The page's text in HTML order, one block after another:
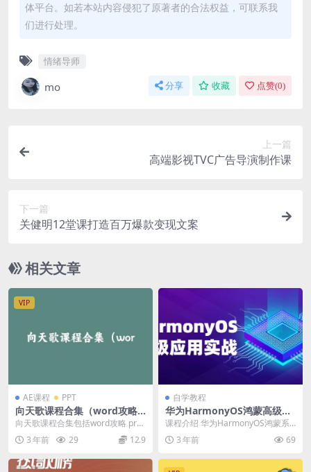
体平台。如若本站内容侵犯了原著者的合法权益，可联系我
们进行处理。
情绪导师
mo 分享 收藏 点赞(0)
上一篇
高端影视TVC广告导演制作课
下一篇
关健明12堂课打造百万爆款变现文案
相关文章
VIP
AE课程 PPT
向天歌课程合集（word攻略
pr攻略 ppt攻略 Excel攻略 AE
向天歌课程合集包括word攻略 pr攻
略 ppt攻略 Excel攻略 AE攻略等...
3 年前 29 12.9
自学教程
华为HarmonyOS鸿蒙高级应
用实战
课程介绍 华为HarmonyOS鸿蒙系
统实战应用开发课程，一次课程带
领同学们了解...
3 年前 69